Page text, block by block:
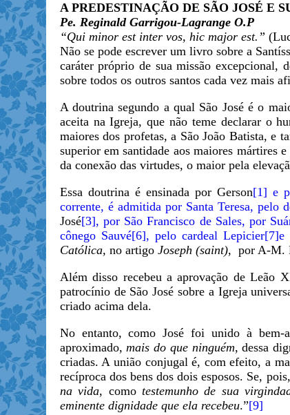
A PREDESTINAÇÃO DE SÃO JOSÉ E
Pe. Reginald Garrigou-Lagrange O.P
“Qui minor est inter vos, hic major est.”
Não se pode escrever um livro sobre a
caráter próprio de sua missão excepcional,
sobre todos os outros santos cada vez mais
A doutrina segundo a qual São José é o
aceita na Igreja, que não teme declarar o
maiores dos profetas, a São João Batista, e
superior em santidade aos maiores mártires
da conexão das virtudes, o maior pela
Essa doutrina é ensinada por Gerson[1] e
corrente, é admitida por Santa Teresa, pelo
José[3], por São Francisco de Sales, por
cônego Sauvé[6], pelo cardeal Lepicier[7]e
Católica, no artigo Joseph (saint), por A-M.
Além disso recebeu a aprovação de Leão
patrocínio de São José sobre a Igreja
criado acima dela.
No entanto, como José foi unido à bem-
aproximado,mais do que ninguém, dessa
criadas. A união conjugal é, com efeito, a
recíproca dos bens dos dois esposos. Se,
na vida, como testemunho de sua
eminente dignidade que ela recebeu.”[9]